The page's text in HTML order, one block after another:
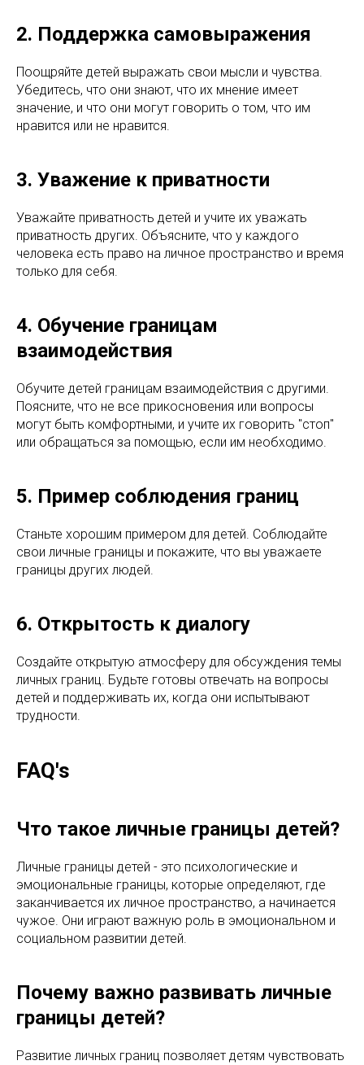
2. Поддержка самовыражения
Поощряйте детей выражать свои мысли и чувства.
Убедитесь, что они знают, что их мнение имеет
значение, и что они могут говорить о том, что им
нравится или не нравится.
3. Уважение к приватности
Уважайте приватность детей и учите их уважать
приватность других. Объясните, что у каждого
человека есть право на личное пространство и время
только для себя.
4. Обучение границам
взаимодействия
Обучите детей границам взаимодействия с другими.
Поясните, что не все прикосновения или вопросы
могут быть комфортными, и учите их говорить "стоп"
или обращаться за помощью, если им необходимо.
5. Пример соблюдения границ
Станьте хорошим примером для детей. Соблюдайте
свои личные границы и покажите, что вы уважаете
границы других людей.
6. Открытость к диалогу
Создайте открытую атмосферу для обсуждения темы
личных границ. Будьте готовы отвечать на вопросы
детей и поддерживать их, когда они испытывают
трудности.
FAQ's
Что такое личные границы детей?
Личные границы детей - это психологические и
эмоциональные границы, которые определяют, где
заканчивается их личное пространство, а начинается
чужое. Они играют важную роль в эмоциональном и
социальном развитии детей.
Почему важно развивать личные
границы детей?
Развитие личных границ позволяет детям чувствовать